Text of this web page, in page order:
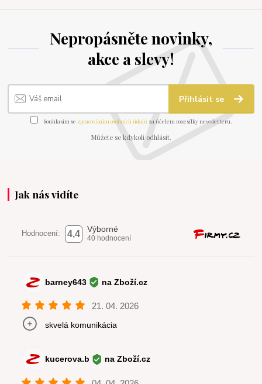
Nepropásněte novinky,
akce a slevy!
Přihlásit se
Souhlasím se zpracováním osobních údajů za účelem rozesílky newsletteru.
Můžete se kdykoli odhlásit.
Jak nás vidíte